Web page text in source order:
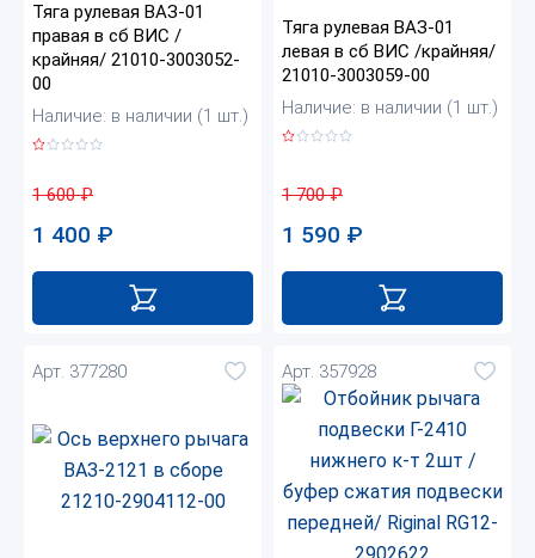
Тяга рулевая ВАЗ-01
правая в сб ВИС /
крайняя/ 21010-3003052-
00
Наличие: в наличии (1 шт.)
1 600₽
1 400 ₽
Тяга рулевая ВАЗ-01
левая в сб ВИС /крайняя/
21010-3003059-00
Наличие: в наличии (1 шт.)
1 700₽
1 590 ₽
Арт. 377280 Арт. 357928